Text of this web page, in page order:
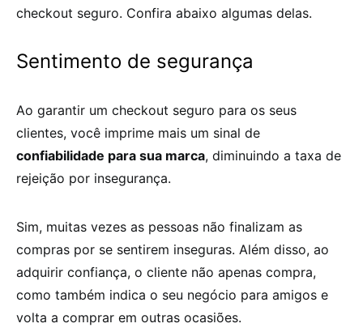
checkout seguro. Confira abaixo algumas delas.
Sentimento de segurança
Ao garantir um checkout seguro para os seus
clientes, você imprime mais um sinal de
confiabilidade para sua marca, diminuindo a taxa de
rejeição por insegurança.
Sim, muitas vezes as pessoas não finalizam as
compras por se sentirem inseguras. Além disso, ao
adquirir confiança, o cliente não apenas compra,
como também indica o seu negócio para amigos e
volta a comprar em outras ocasiões.